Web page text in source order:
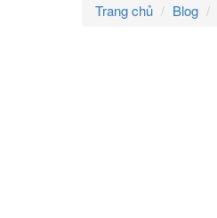
Trang chủ Blog